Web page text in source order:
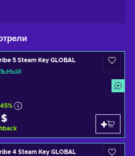
5 Steam Key GLOBAL
4 Steam Key GLOBAL